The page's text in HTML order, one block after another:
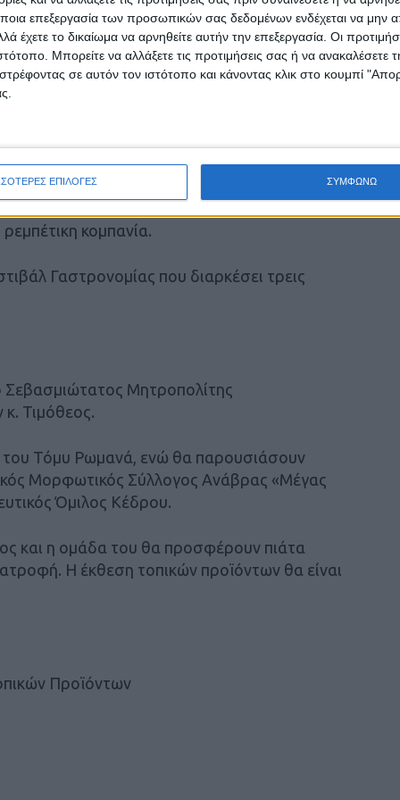
επεξεργασία των προσωπικών σας δεδομένων ενδέχεται να μην
έχετε το δικαίωμα να αρνηθείτε αυτήν την επεξεργασία. Οι
Μπορείτε να αλλάξετε τις προτιμήσεις σας ή να ανακαλέσετε
σε αυτόν τον ιστότοπο και κάνοντας κλικ στο κουμπί
ΕΠΙΛΟΓΕΣ ΣΥΜΦΩΝΩ
κ. Κατση παρευρέθηκαν η
Σοφία Αλειφτήρα και η κα Αλεξία
Σοφάδων.
ευκαιρία να δοκιμάσουν από κοντά τα
της περιοχής που θα βάλουν τα…
υπάρχει και ειδικός χώρος έκθεσης όλων
κομπανία.
Γαστρονομίας που διαρκέσει τρεις
Σεβασμιώτατος Μητροπολίτης
Τιμόθεος.
Τόμυ Ρωμανά, ενώ θα παρουσιάσουν
Μορφωτικός Σύλλογος Ανάβρας «Μέγας
Όμιλος Κέδρου.
και η ομάδα του θα προσφέρουν πιάτα
Η έκθεση τοπικών προϊόντων θα είναι
Προϊόντων